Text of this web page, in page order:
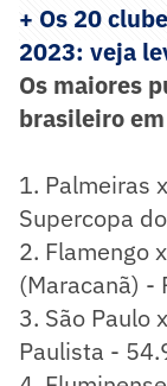
+ Os 20
2023: veja
Os maiores
brasileiro
1. Palmeiras
Supercopa
2. Flamengo
(Maracanã) -
3. São Paulo
Paulista -